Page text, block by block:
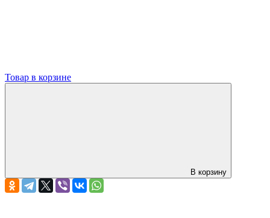
Товар в корзине
В корзину